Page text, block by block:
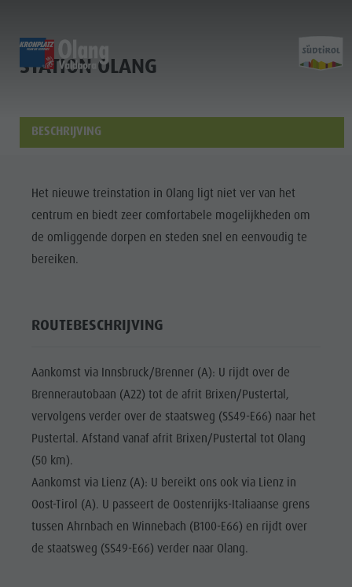
HOME HOME
Home
Entdecken
Aktivitäten
Entdecken
Aktivitäten
Lust auf Abenteuer
Scoprire
Attività
Voglia di avventura
Experience
Sports & Activities
Spirit of Adventure
STATION OLANG
BESCHRIJVING
Het nieuwe treinstation in Olang ligt niet ver van het
centrum en biedt zeer comfortabele mogelijkheden om
de omliggende dorpen en steden snel en eenvoudig te
bereiken.
ROUTEBESCHRIJVING
Aankomst via Innsbruck/Brenner (A): U rijdt over de
Brennerautobaan (A22) tot de afrit Brixen/Pustertal,
vervolgens verder over de staatsweg (SS49-E66) naar het
Pustertal. Afstand vanaf afrit Brixen/Pustertal tot Olang
(50 km).
Aankomst via Lienz (A): U bereikt ons ook via Lienz in
Oost-Tirol (A). U passeert de Oostenrijks-Italiaanse grens
tussen Ahrnbach en Winnebach (B100-E66) en rijdt over
de staatsweg (SS49-E66) verder naar Olang.